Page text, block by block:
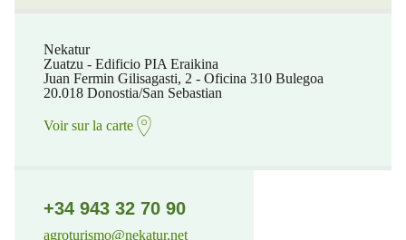
Nekatur
Zuatzu - Edificio PIA Eraikina
Juan Fermin Gilisagasti, 2 - Oficina 310 Bulegoa
20.018 Donostia/San Sebastian
Voir sur la carte
+34 943 32 70 90
agroturismo@nekatur.net